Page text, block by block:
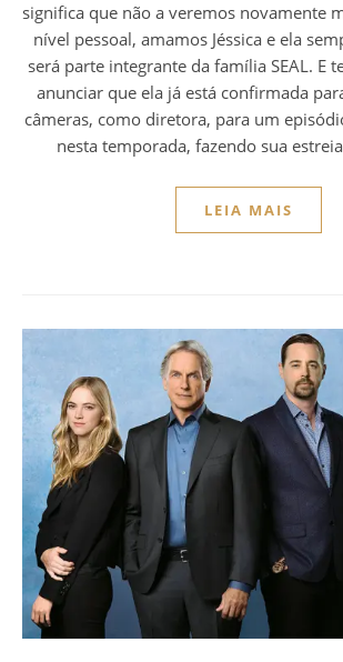
significa que não a veremos novamente
nível pessoal, amamos Jéssica e ela
será parte integrante da família SEAL. E
anunciar que ela já está confirmada
câmeras, como diretora, para um
nesta temporada, fazendo sua
LEIA MAIS